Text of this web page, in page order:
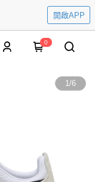
開啟APP
0
1/6